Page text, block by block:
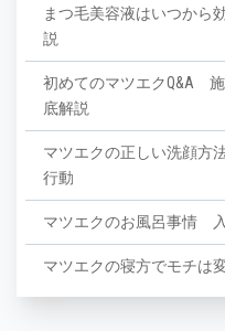
まつ毛美容液はいつから
説
初めてのマツエクQ&A
底解説
マツエクの正しい洗顔方
行動
マツエクのお風呂事情
マツエクの寝方でモチは